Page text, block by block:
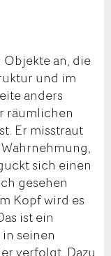
an, die
und im
anders
räumlichen
Er misstraut
sich einen
gesehen
Kopf wird es
ist ein
seinen
verfolgt. Dazu